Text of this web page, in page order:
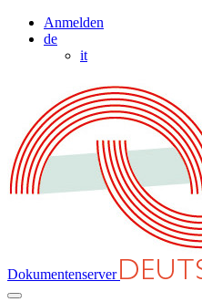
Anmelden
de
it
Dokumentenserver